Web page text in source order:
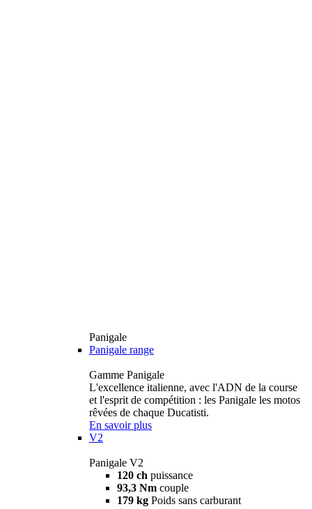
Panigale
Panigale range
Gamme Panigale
L'excellence italienne, avec l'ADN de la course
et l'esprit de compétition : les Panigale les motos
rêvées de chaque Ducatisti.
En savoir plus
V2
Panigale V2
120 ch puissance
93,3 Nm couple
179 kg Poids sans carburant